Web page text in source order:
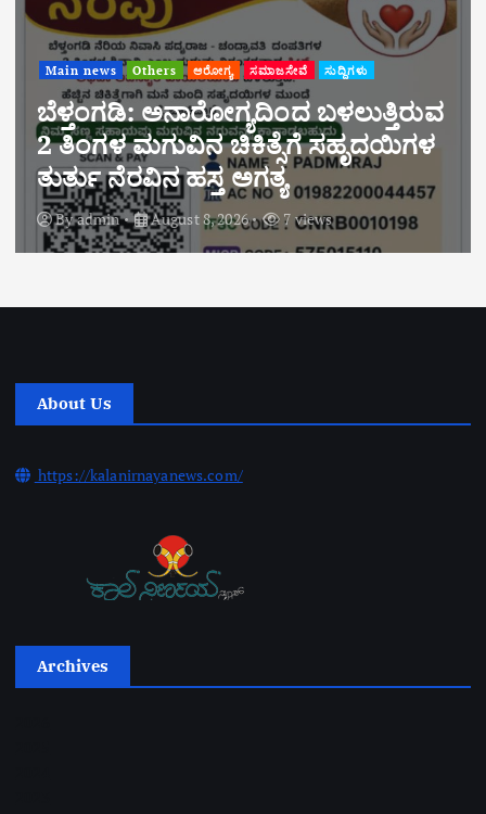
Main news Others ಆರೋಗ್ಯ ಸಮಾಜಸೇವೆ ಸುದ್ದಿಗಳು
ಬೆಳ್ತಂಗಡಿ: ಅನಾರೋಗ್ಯದಿಂದ ಬಳಲುತ್ತಿರುವ
2 ತಿಂಗಳ ಮಗುವಿನ ಚಿಕಿತ್ಸೆಗೆ ಸಹೃದಯಿಗಳ
ತುರ್ತು ನೆರವಿನ ಹಸ್ತ ಅಗತ್ಯ
Byadmin August 8, 2026 7 views
About Us
https://kalanirnayanews.com/
Archives